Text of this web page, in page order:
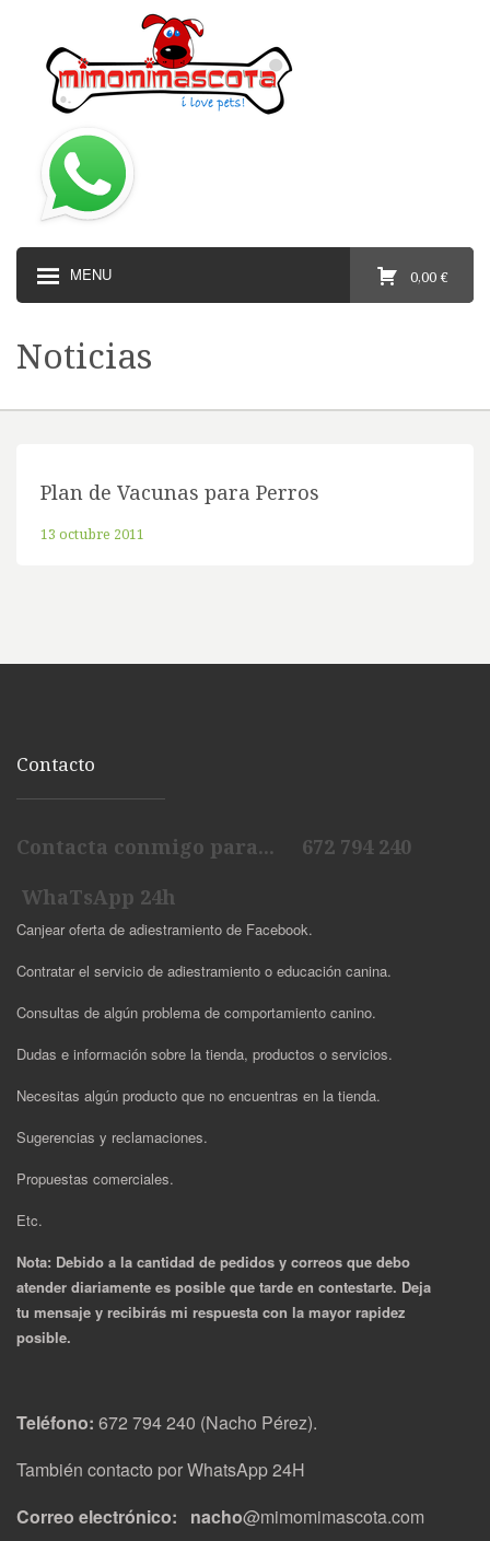
MENU 0,00 €
Noticias
Plan de Vacunas para Perros
13 octubre 2011
Contacto
Contacta conmigo para... 672 794 240
WhaTsApp 24h
Canjear oferta de adiestramiento de Facebook.
Contratar el servicio de adiestramiento o educación canina.
Consultas de algún problema de comportamiento canino.
Dudas e información sobre la tienda, productos o servicios.
Necesitas algún producto que no encuentras en la tienda.
Sugerencias y reclamaciones.
Propuestas comerciales.
Etc.
Nota: Debido a la cantidad de pedidos y correos que debo
atender diariamente es posible que tarde en contestarte. Deja
tu mensaje y recibirás mi respuesta con la mayor rapidez
posible.
Teléfono: 672 794 240 (Nacho Pérez).
También contacto por WhatsApp 24H
Correo electrónico: nacho@mimomimascota.com